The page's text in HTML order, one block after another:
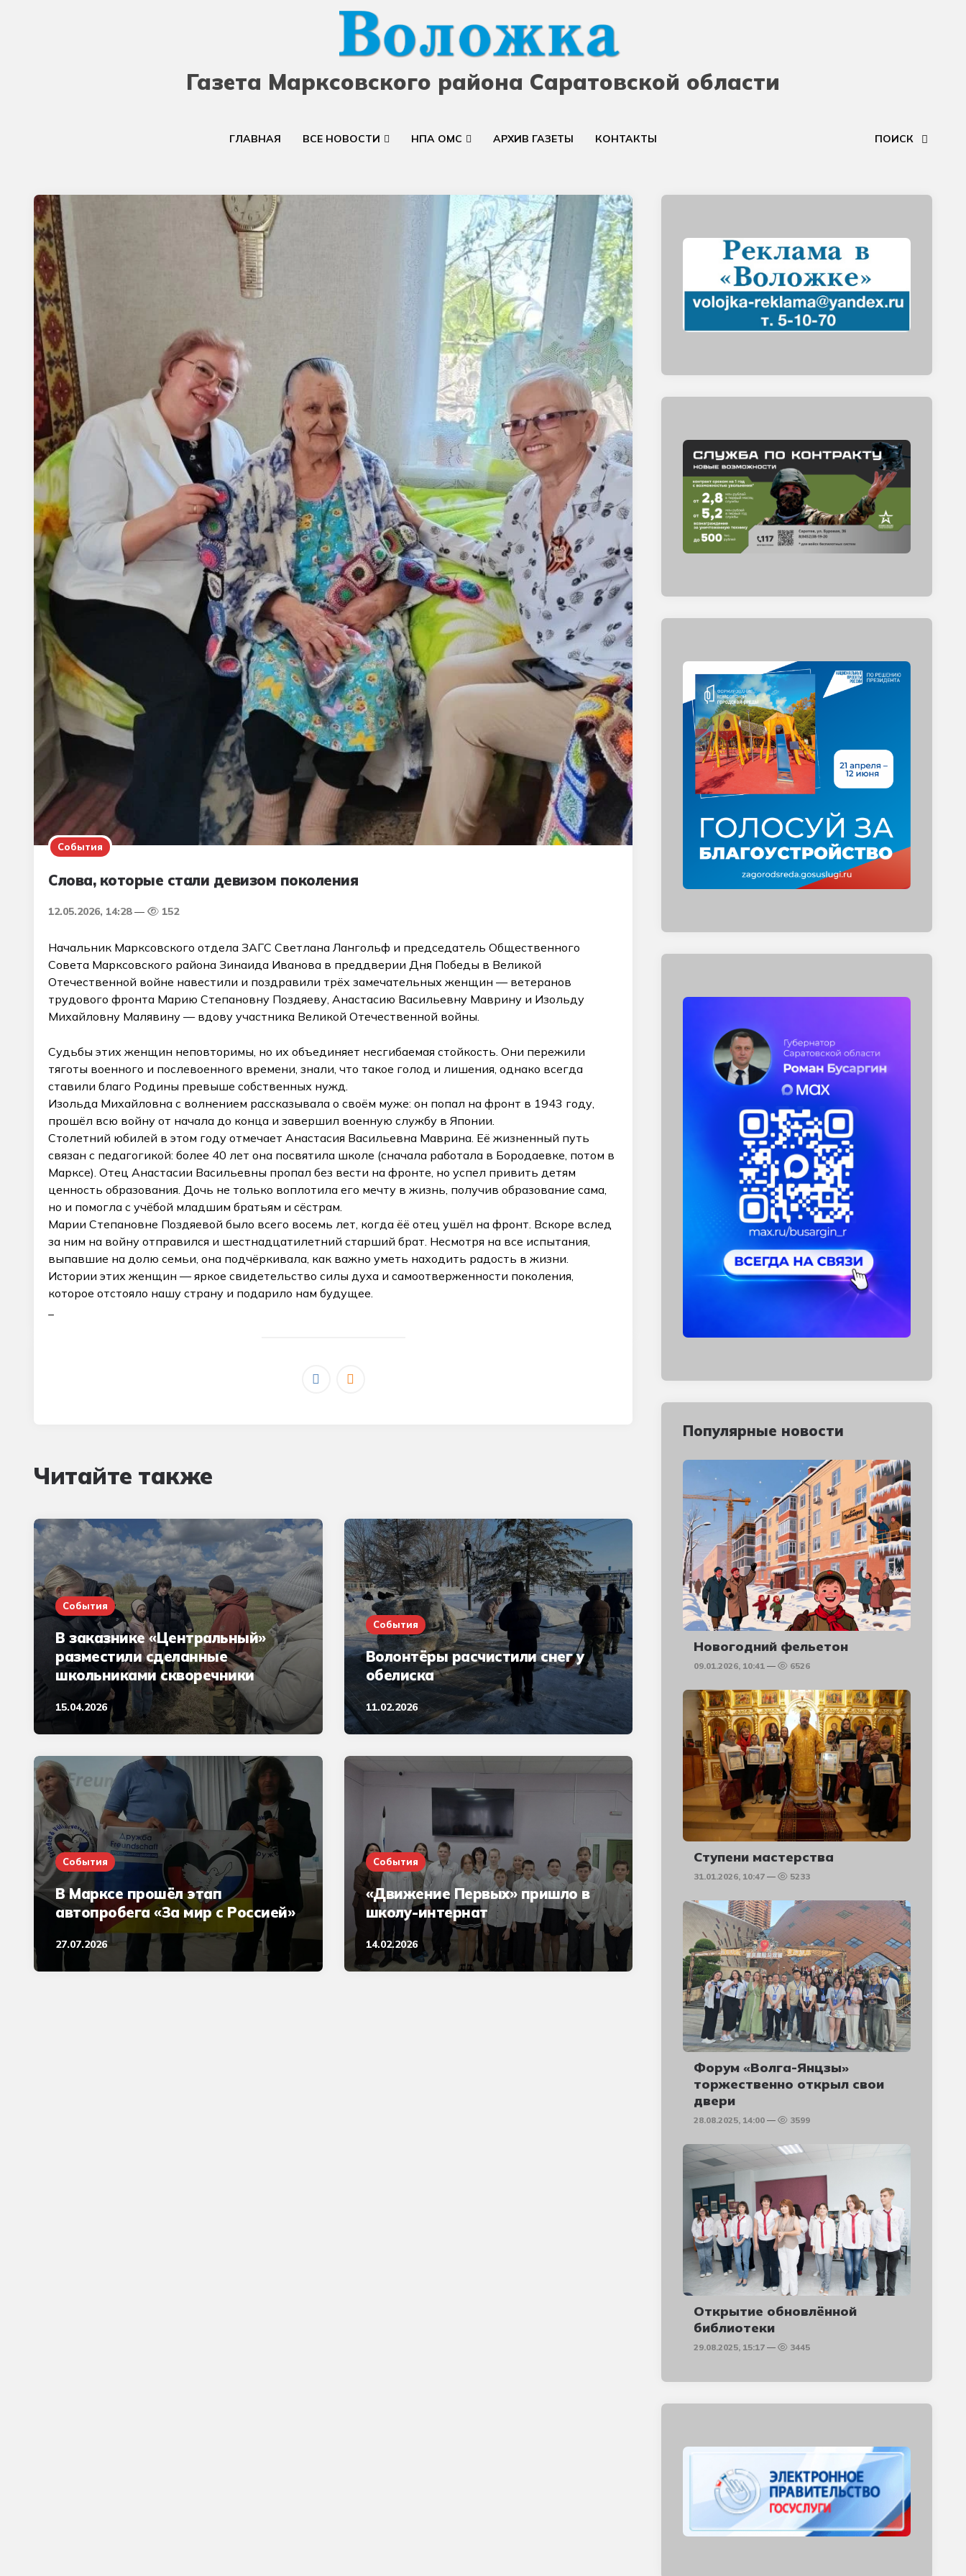
Газета Марксовского района Саратовской области
ГЛАВНАЯ ВСЕ НОВОСТИ НПА ОМС АРХИВ ГАЗЕТЫ КОНТАКТЫ ПОИСК
События
Слова, которые стали девизом поколения
12.05.2026, 14:28 152
Начальник Марксовского отдела ЗАГС Светлана Лангольф и председатель Общественного
Совета Марксовского района Зинаида Иванова в преддверии Дня Победы в Великой
Отечественной войне навестили и поздравили трёх замечательных женщин — ветеранов
трудового фронта Марию Степановну Поздяеву, Анастасию Васильевну Маврину и Изольду
Михайловну Малявину — вдову участника Великой Отечественной войны.
Судьбы этих женщин неповторимы, но их объединяет несгибаемая стойкость. Они пережили
тяготы военного и послевоенного времени, знали, что такое голод и лишения, однако всегда
ставили благо Родины превыше собственных нужд.
Изольда Михайловна с волнением рассказывала о своём муже: он попал на фронт в 1943 году,
прошёл всю войну от начала до конца и завершил военную службу в Японии.
Столетний юбилей в этом году отмечает Анастасия Васильевна Маврина. Её жизненный путь
связан с педагогикой: более 40 лет она посвятила школе (сначала работала в Бородаевке, потом в
Марксе). Отец Анастасии Васильевны пропал без вести на фронте, но успел привить детям
ценность образования. Дочь не только воплотила его мечту в жизнь, получив образование сама,
но и помогла с учёбой младшим братьям и сёстрам.
Марии Степановне Поздяевой было всего восемь лет, когда ёё отец ушёл на фронт. Вскоре вслед
за ним на войну отправился и шестнадцатилетний старший брат. Несмотря на все испытания,
выпавшие на долю семьи, она подчёркивала, как важно уметь находить радость в жизни.
Истории этих женщин — яркое свидетельство силы духа и самоотверженности поколения,
которое отстояло нашу страну и подарило нам будущее.
Читайте также
События
В заказнике «Центральный»
разместили сделанные
школьниками скворечники
15.04.2026
События
Волонтёры расчистили снег у
обелиска
11.02.2026
События
В Марксе прошёл этап
автопробега «За мир с Россией»
27.07.2026
События
«Движение Первых» пришло в
школу-интернат
14.02.2026
Популярные новости
Новогодний фельетон
09.01.2026, 10:41 6526
Ступени мастерства
31.01.2026, 10:47 5233
Форум «Волга-Янцзы»
торжественно открыл свои
двери
28.08.2025, 14:00 3599
Открытие обновлённой
библиотеки
29.08.2025, 15:17 3445